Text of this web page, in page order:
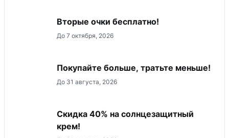
Вторые очки бесплатно!
До 7 октября, 2026
Покупайте больше, тратьте меньше!
До 31 августа, 2026
Скидка 40% на солнцезащитный
крем!